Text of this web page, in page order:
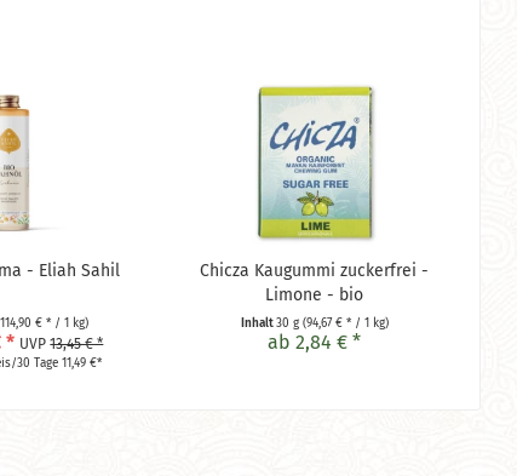
- Eliah Sahil
€ * / 1 kg)
* UVP13,45 € *
30 Tage 11,49 €*
Chicza Kaugummi zuckerfrei -
Limone - bio
Inhalt30 g (94,67 € * / 1 kg)
ab 2,84 € *